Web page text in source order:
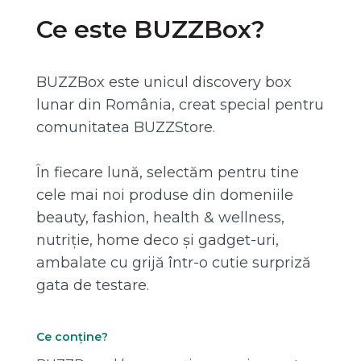
Ce este BUZZBox?
BUZZBox este unicul discovery box
lunar din România, creat special pentru
comunitatea BUZZStore.
În fiecare lună, selectăm pentru tine
cele mai noi produse din domeniile
beauty, fashion, health & wellness,
nutriție, home deco și gadget-uri,
ambalate cu grijă într-o cutie surpriză
gata de testare.
Ce conține?